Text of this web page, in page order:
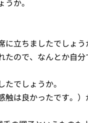
立ちましたでしょう
ので、なんとか自分
でしょうか。
は良かったです。）